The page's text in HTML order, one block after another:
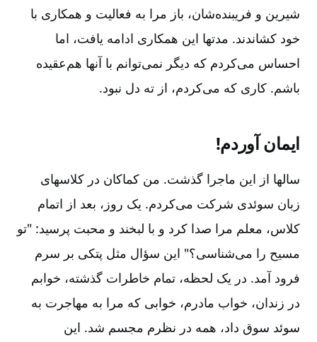
شیرین و فریبنده‌شان‌، باز مرا به فعالیت و همکاری با
خود کشاندند. مدتها این همکاری ادامه یافت‌، اما
احساس می‌کردم که دیگر نمی‌توانم با آنها هم‌عقیده
باشم‌. کاری که می‌کردم‌، از ته دل نبود.
ایمان آوردم!
سالها از این ماجرا گذشت‌. من کماکان در کلاسهای
زبان سوئدی شرکت می‌کردم‌. یک روز، بعد از اتمام
کلاس‌، معلم مرا صدا کرد و با لبخند و محبت پرسید: "تو
مسیح را می‌شناسی‌؟" این سؤال مثل پتکی بر سرم
فرود آمد. در یک لحظه‌، تمام خاطرات گذشته‌، خوابم
در زندان‌، خواب مادرم‌، خوابی که مرا به مهاجرت به
سوئد سوق داد، همه در نظرم مجسم شد. این